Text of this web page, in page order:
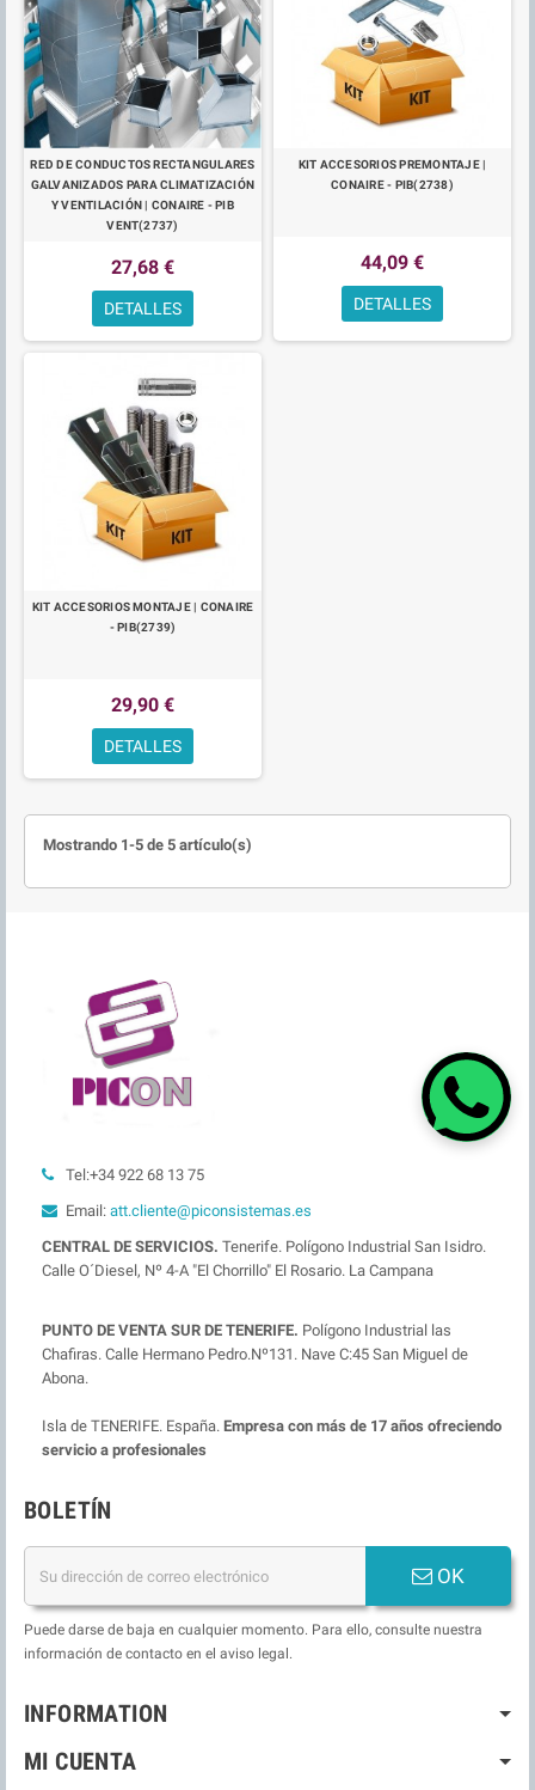
RED DE CONDUCTOS RECTANGULARES
GALVANIZADOS PARA CLIMATIZACIÓN
Y VENTILACIÓN | CONAIRE - PIB
VENT(2737)
27,68 €
DETALLES
KIT ACCESORIOS PREMONTAJE |
CONAIRE - PIB(2738)
44,09 €
DETALLES
KIT ACCESORIOS MONTAJE | CONAIRE
- PIB(2739)
29,90 €
DETALLES
Mostrando 1-5 de 5 artículo(s)
Tel:+34 922 68 13 75
Email: att.cliente@piconsistemas.es
CENTRAL DE SERVICIOS. Tenerife. Polígono Industrial San Isidro.
Calle O´Diesel, Nº 4-A "El Chorrillo" El Rosario. La Campana
PUNTO DE VENTA SUR DE TENERIFE. Polígono Industrial las
Chafiras. Calle Hermano Pedro.Nº131. Nave C:45 San Miguel de
Abona.
Isla de TENERIFE. España. Empresa con más de 17 años ofreciendo
servicio a profesionales
BOLETÍN
OK
Puede darse de baja en cualquier momento. Para ello, consulte nuestra
información de contacto en el aviso legal.
INFORMATION
MI CUENTA